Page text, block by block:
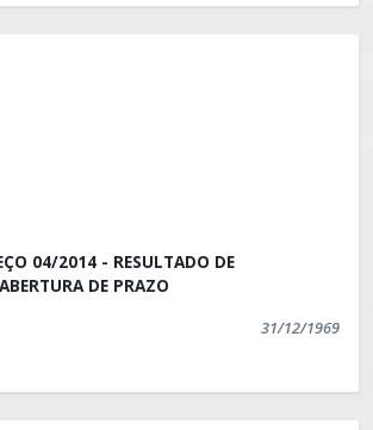
04/2014 - RESULTADO DE
DE PRAZO
31/12/1969